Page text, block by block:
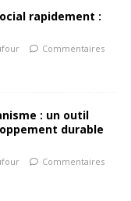
rapidement :
Commentaires
: un outil
durable
Commentaires